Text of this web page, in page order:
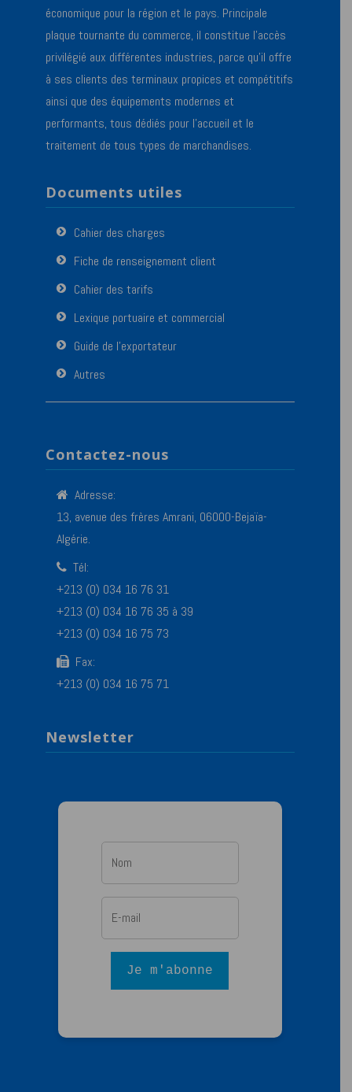
économique pour la région et le pays. Principale
plaque tournante du commerce, il constitue l’accès
privilégié aux différentes industries, parce qu’il offre
à ses clients des terminaux propices et compétitifs
ainsi que des équipements modernes et
performants, tous dédiés pour l’accueil et le
traitement de tous types de marchandises.
Documents utiles
Cahier des charges
Fiche de renseignement client
Cahier des tarifs
Lexique portuaire et commercial
Guide de l’exportateur
Autres
Contactez-nous
Adresse:
13, avenue des frères Amrani, 06000-Bejaïa-
Algérie.
Tél:
+213 (0) 034 16 76 31
+213 (0) 034 16 76 35 à 39
+213 (0) 034 16 75 73
Fax:
+213 (0) 034 16 75 71
Newsletter
Je m'abonne